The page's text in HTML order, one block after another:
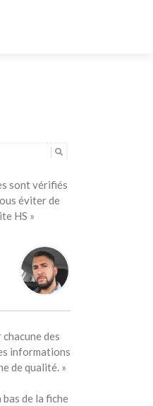
sont vérifiés
éviter de
HS »
des
informations
de qualité. »
de la fiche